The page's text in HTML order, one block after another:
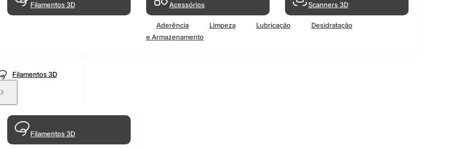
Filamentos 3D Acessórios
Aderência Limpeza Lubricação
Desidratação
e Armazenamento
Scanners 3D
Filamentos 3D
Filamentos 3D